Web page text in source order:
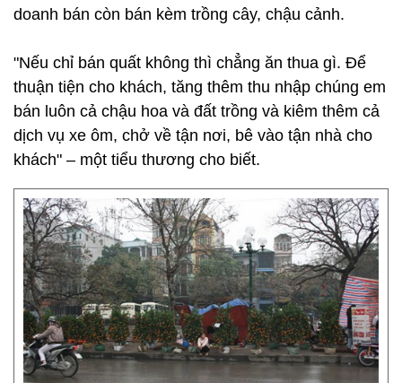
doanh bán còn bán kèm trồng cây, chậu cảnh.
"Nếu chỉ bán quất không thì chẳng ăn thua gì. Để
thuận tiện cho khách, tăng thêm thu nhập chúng em
bán luôn cả chậu hoa và đất trồng và kiêm thêm cả
dịch vụ xe ôm, chở về tận nơi, bê vào tận nhà cho
khách" – một tiểu thương cho biết.